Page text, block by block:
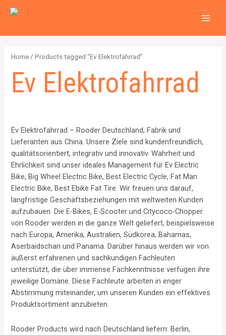
Inhalt
6
r
o
c
t
s
r
u
c
r
u
c
r
u
c
r
u
c
7
o
d
t
s
Home / Products tagged “Ev Elektrofahrrad”
Ev Elektrofahrrad
Ev Elektrofahrrad – Rooder Deutschland, Fabrik und
Lieferanten aus China. Unsere Ziele sind kundenfreundlich,
qualitätsorientiert, integrativ und innovativ. Wahrheit und
Ehrlichkeit sind unser ideales Management für Ev Electric
Bike, Big Wheel Electric Bike, Best Electric Cycle, Fat Man
Electric Bike, Best Ebike Fat Tire. Wir freuen uns darauf,
langfristige Geschäftsbeziehungen mit weltweiten Kunden
aufzubauen. Die E-Bikes, E-Scooter und Citycoco-Chopper
von Rooder werden in die ganze Welt geliefert, beispielsweise
nach Europa, Amerika, Australien, Südkorea, Bahamas,
Aserbaidschan und Panama. Darüber hinaus werden wir von
äußerst erfahrenen und sachkundigen Fachleuten
unterstützt, die über immense Fachkenntnisse verfügen ihre
jeweilige Domäne. Diese Fachleute arbeiten in enger
Abstimmung miteinander, um unseren Kunden ein effektives
Produktsortiment anzubieten.
Rooder Products wird nach Deutschland liefern: Berlin,